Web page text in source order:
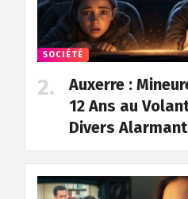
SOCIÉTÉ
Auxerre :
12 Ans au
Divers Alarmant